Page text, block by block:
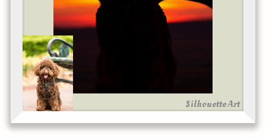
Silhouette Art